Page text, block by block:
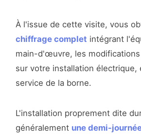
À l'issue de cette visite, vous
chiffrage complet intégrant
main-d'œuvre, les modifications
sur votre installation électrique,
service de la borne.
L'installation proprement dite
généralement une demi-